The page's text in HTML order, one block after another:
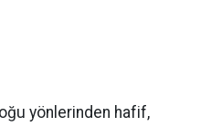
yönlerinden hafif,